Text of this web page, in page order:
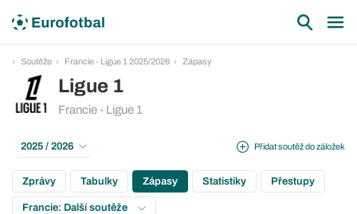
Soutěže Francie - Ligue 1 2025/2026 Zápasy
Ligue 1
Francie - Ligue 1
Přidat soutěž do záložek
2025 / 2026
Zprávy Tabulky Zápasy Statistiky Přestupy
Francie: Další soutěže